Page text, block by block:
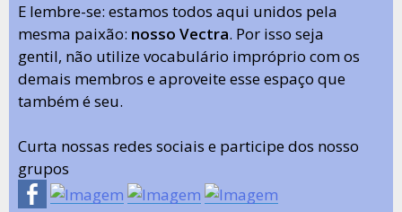
E lembre-se: estamos todos aqui unidos pela
mesma paixão: nosso Vectra. Por isso seja
gentil, não utilize vocabulário impróprio com os
demais membros e aproveite esse espaço que
também é seu.
Curta nossas redes sociais e participe dos nosso
grupos